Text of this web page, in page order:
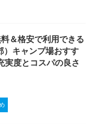
＆格安で利用できる
）キャンプ場おすす
実度とコスパの良さ